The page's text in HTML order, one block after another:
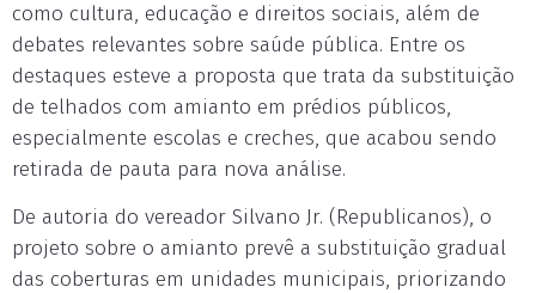
como cultura, educação e direitos sociais, além de
debates relevantes sobre saúde pública. Entre os
destaques esteve a proposta que trata da substituição
de telhados com amianto em prédios públicos,
especialmente escolas e creches, que acabou sendo
retirada de pauta para nova análise.
De autoria do vereador Silvano Jr. (Republicanos), o
projeto sobre o amianto prevê a substituição gradual
das coberturas em unidades municipais, priorizando